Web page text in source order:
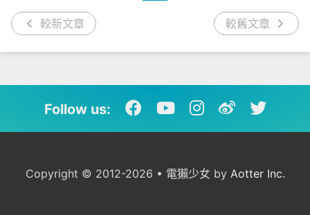
較新文章 較舊文章
Follow us:
Copyright © 2012-2026 • 電獺少女 by Aotter Inc.